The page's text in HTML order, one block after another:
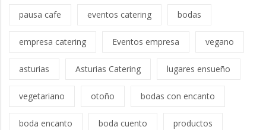
pausa cafe eventos catering bodas
empresa catering Eventos empresa vegano
asturias Asturias Catering lugares ensueño
vegetariano otoño bodas con encanto
boda encanto boda cuento productos